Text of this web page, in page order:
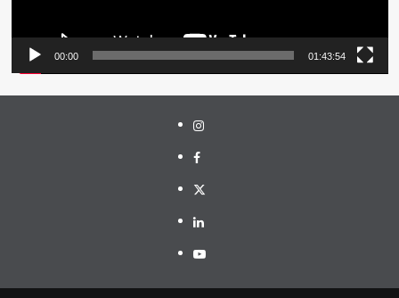
00:00 01:43:54
Instagram
Facebook
Twitter
Linkedin
Youtube